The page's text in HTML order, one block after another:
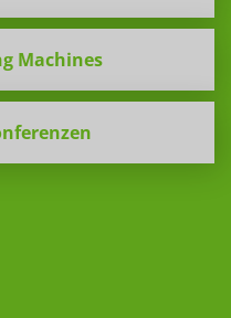
Machines